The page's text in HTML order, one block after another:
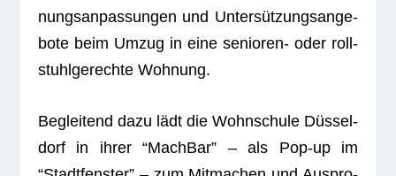
nungs­an­pas­sun­gen und Unter­süt­zungs­an­ge­
bote beim Umzug in eine senio­ren- oder roll­
stuhl­ge­rechte Wohnung.
Beglei­tend dazu lädt die Wohn­schule Düs­sel­
dorf in ihrer “Mach­Bar” – als Pop-up im